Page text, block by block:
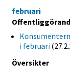
februari
i februari
Översikter